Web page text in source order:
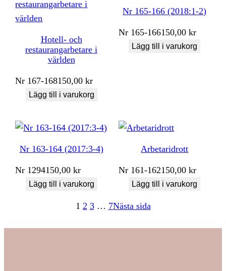
Hotell- och
restaurangarbetare i
världen
Nr 167-168150,00kr
Lägg till i varukorg
Nr 165-166 (2018:1-2)
Nr 165-166150,00kr
Lägg till i varukorg
Nr 163-164 (2017:3-4)
Nr 1294150,00kr
Lägg till i varukorg
Arbetaridrott
Nr 161-162150,00kr
Lägg till i varukorg
1 2 3 … 7Nästa sida